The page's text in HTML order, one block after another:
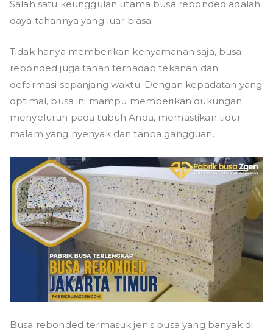
Salah satu keunggulan utama busa rebonded adalah
daya tahannya yang luar biasa.
Tidak hanya memberikan kenyamanan saja, busa
rebonded juga tahan terhadap tekanan dan
deformasi sepanjang waktu. Dengan kepadatan yang
optimal, busa ini mampu memberikan dukungan
menyeluruh pada tubuh Anda, memastikan tidur
malam yang nyenyak dan tanpa gangguan.
Busa rebonded termasuk jenis busa yang banyak di